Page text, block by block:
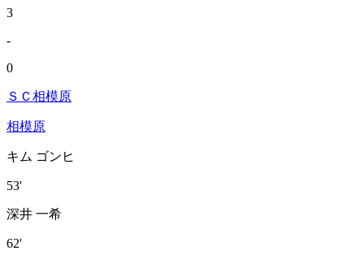
3
-
0
ＳＣ相模原
相模原
キム ゴンヒ
53'
深井 一希
62'